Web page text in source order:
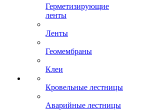
Герметизирующие
ленты
Ленты
Геомембраны
Клеи
Кровельные лестницы
Аварийные лестницы